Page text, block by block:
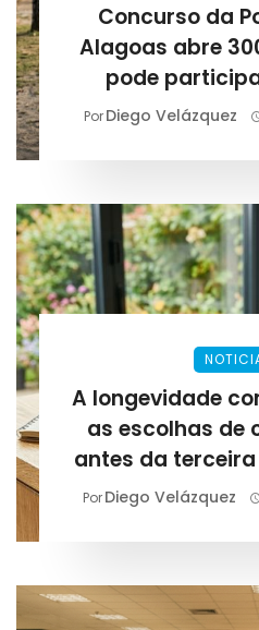
Concurso da
Alagoas abre
pode
preparar
PorDiego Velázquez
A longevidade
as escolhas de
antes da
Lirius
PorDiego Velázquez